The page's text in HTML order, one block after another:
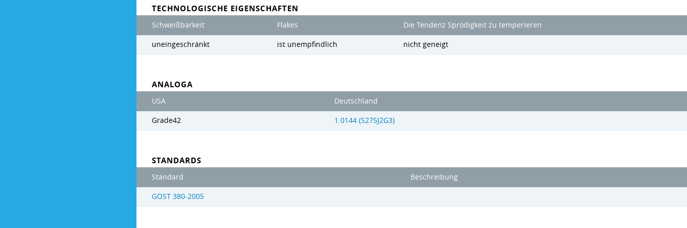
TECHNOLOGISCHE EIGENSCHAFTEN
Schweißbarkeit Flakes Die Tendenz Sprödigkeit zu temperieren
uneingeschränkt ist unempfindlich nicht geneigt
ANALOGA
USA Deutschland
Grade42 1.0144 (S275J2G3)
STANDARDS
Standard Beschreibung
GOST 380-2005